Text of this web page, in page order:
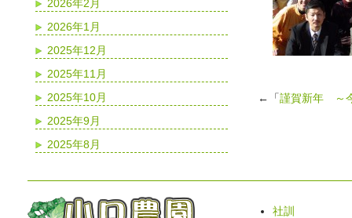
←「謹賀新年 ～
2026年2月
2026年1月
2025年12月
2025年11月
2025年10月
2025年9月
2025年8月
社訓